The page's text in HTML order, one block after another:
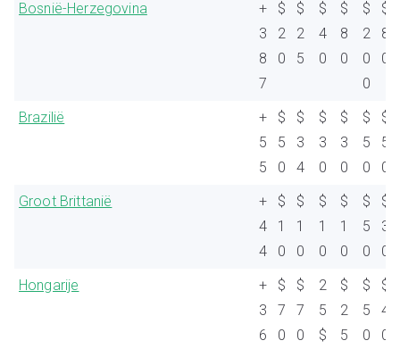
Bosnië-Herzegovina
+
3
8
7
$
2
0
$
2
5
$
4
0
$
8
0
$
2
0
0
$
8
0
Brazilië
+
5
5
$
5
0
$
3
4
$
3
0
$
3
0
$
5
0
$
5
0
Groot Brittanië
+
4
4
$
1
0
$
1
0
$
1
0
$
1
0
$
5
0
$
3
0
Hongarije
+
3
6
$
7
0
$
7
0
2
5
$
$
2
5
$
5
0
$
4
0